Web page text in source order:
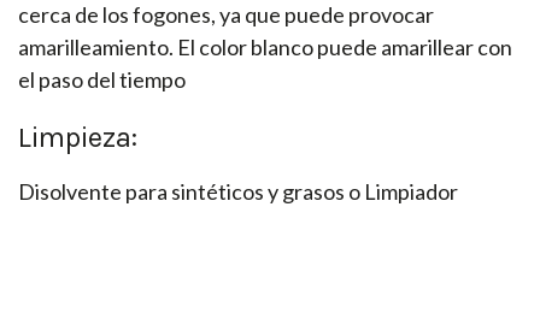
cerca de los fogones, ya que puede provocar
amarilleamiento. El color blanco puede amarillear con
el paso del tiempo
Limpieza:
Disolvente para sintéticos y grasos o Limpiador